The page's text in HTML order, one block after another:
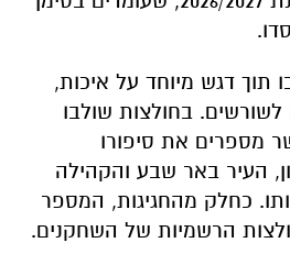
מספרים את סיפורו
כחלק מהחגיגות, המספר
בסרטון מושקע שהופץ
המועדון ועורר התרגשות
לא חושפים עדיין את